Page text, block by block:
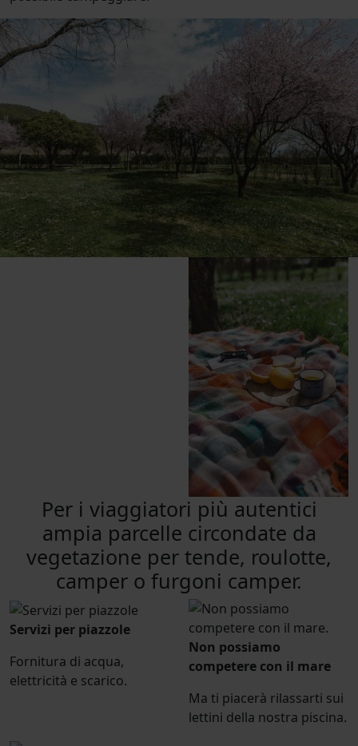
Per i viaggiatori più autentici
ampia parcelle circondate da
vegetazione per tende, roulotte,
camper o furgoni camper.
Servizi per piazzole
Fornitura di acqua,
elettricità e scarico.
Non possiamo
competere con il mare
Ma ti piacerà rilassarti sui
lettini della nostra piscina.